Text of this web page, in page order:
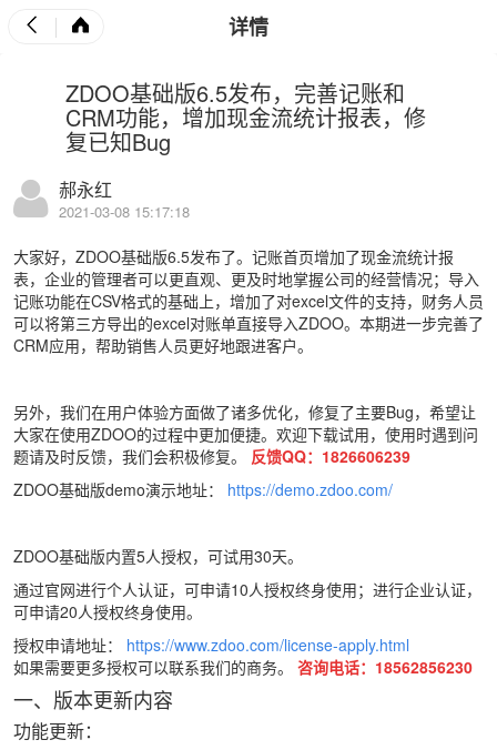
详情
ZDOO基础版6.5发布，完善记账和
CRM功能，增加现金流统计报表，修
复已知Bug
郝永红
2021-03-08 15:17:18
大家好，ZDOO基础版6.5发布了。记账首页增加了现金流统计报
表，企业的管理者可以更直观、更及时地掌握公司的经营情况；导入
记账功能在CSV格式的基础上，增加了对excel文件的支持，财务人员
可以将第三方导出的excel对账单直接导入ZDOO。本期进一步完善了
CRM应用，帮助销售人员更好地跟进客户。
另外，我们在用户体验方面做了诸多优化，修复了主要Bug，希望让
大家在使用ZDOO的过程中更加便捷。欢迎下载试用，使用时遇到问
题请及时反馈，我们会积极修复。 反馈QQ：1826606239
ZDOO基础版demo演示地址： https://demo.zdoo.com/
ZDOO基础版内置5人授权，可试用30天。
通过官网进行个人认证，可申请10人授权终身使用；进行企业认证，
可申请20人授权终身使用。
授权申请地址： https://www.zdoo.com/license-apply.html
如果需要更多授权可以联系我们的商务。 咨询电话：18562856230
一、版本更新内容
功能更新：